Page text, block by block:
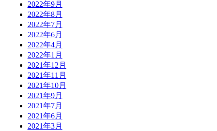
2022年9月
2022年8月
2022年7月
2022年6月
2022年4月
2022年1月
2021年12月
2021年11月
2021年10月
2021年9月
2021年7月
2021年6月
2021年3月